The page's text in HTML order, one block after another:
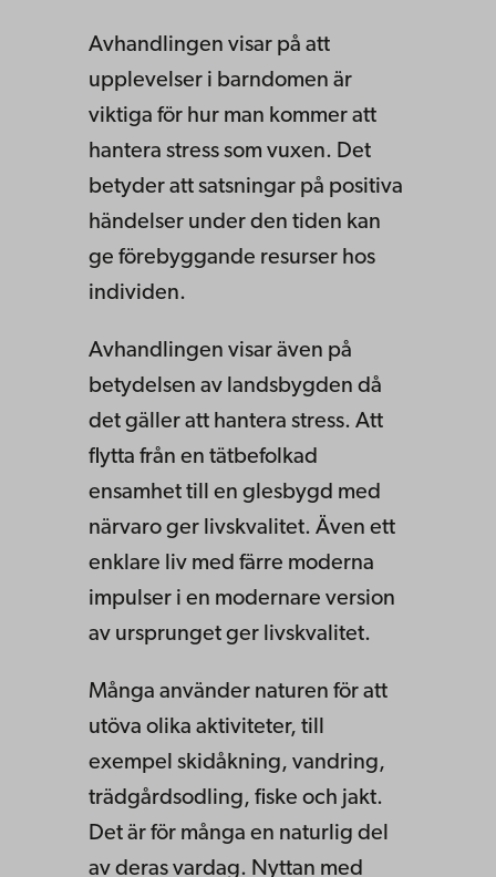
Avhandlingen visar på att
upplevelser i barndomen är
viktiga för hur man kommer att
hantera stress som vuxen. Det
betyder att satsningar på positiva
händelser under den tiden kan
ge förebyggande resurser hos
individen.
Avhandlingen visar även på
betydelsen av landsbygden då
det gäller att hantera stress. Att
flytta från en tätbefolkad
ensamhet till en glesbygd med
närvaro ger livskvalitet. Även ett
enklare liv med färre moderna
impulser i en modernare version
av ursprunget ger livskvalitet.
Många använder naturen för att
utöva olika aktiviteter, till
exempel skidåkning, vandring,
trädgårdsodling, fiske och jakt.
Det är för många en naturlig del
av deras vardag. Nyttan med